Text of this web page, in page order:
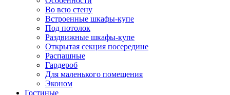
Во всю стену
Встроенные шкафы-купе
Под потолок
Раздвижные шкафы-купе
Открытая секция посередине
Распашные
Гардероб
Для маленького помещения
Эконом
Гостиные